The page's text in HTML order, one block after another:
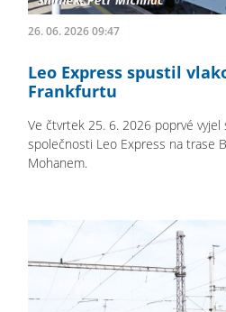
26. 06. 2026 09:47
Leo Express spustil
Frankfurtu
Ve čtvrtek 25. 6. 2026 poprvé vyjel
společnosti Leo Express na trase
Mohanem.